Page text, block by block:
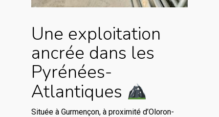
Une exploitation
ancrée dans les
Pyrénées-
Atlantiques
Située à Gurmençon, à proximité d’Oloron-